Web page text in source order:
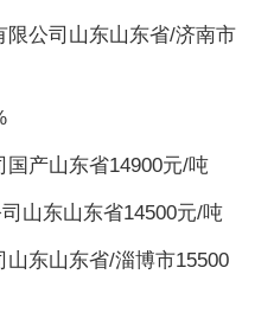
限公司山东山东省/济南市
产山东省14900元/吨
山东山东省14500元/吨
山东山东省/淄博市15500